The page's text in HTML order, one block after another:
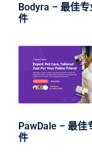
Bodyra – 最佳
件
PawDale – 最
件